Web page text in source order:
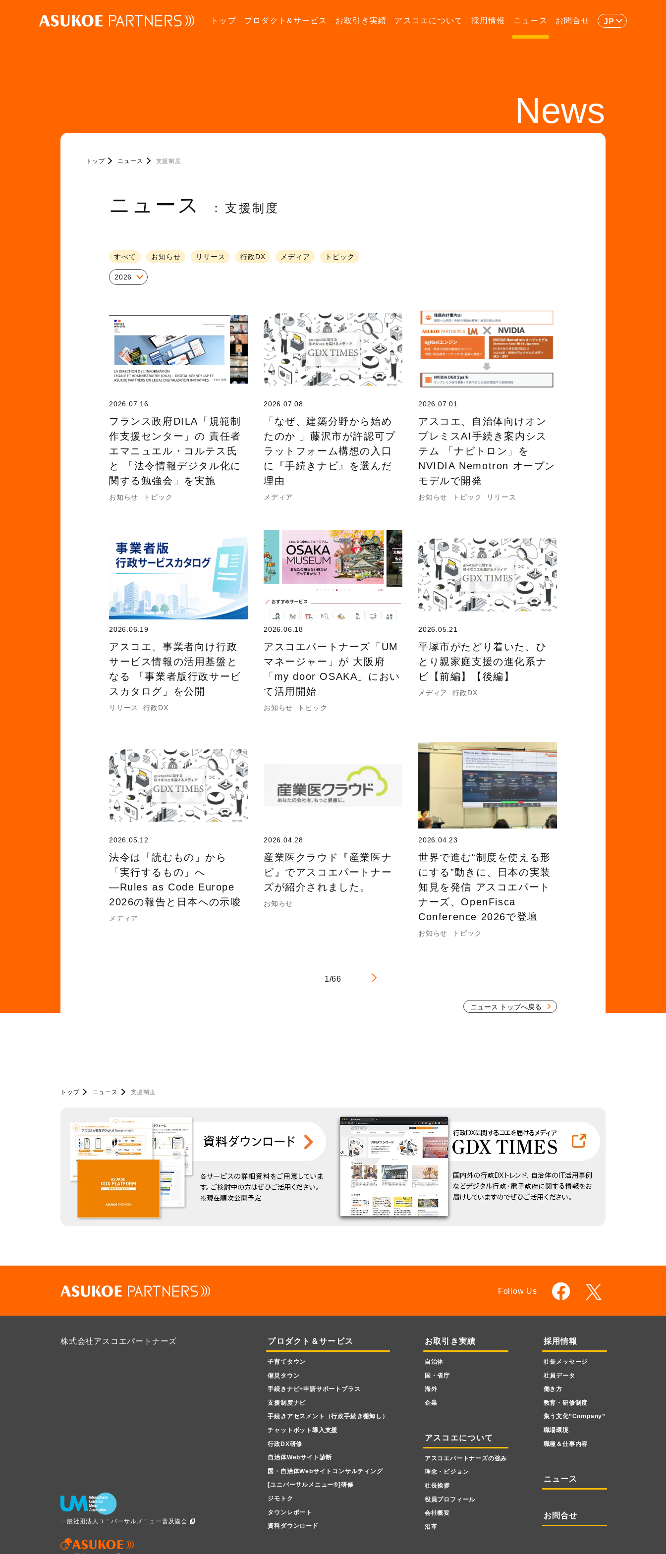
トップ プロダクト&サービス お取引き実績 アスコエについて 採用情報 ニュース お問合せ JP
News
トップ ニュース 支援制度
ニュース 支援制度
すべて お知らせ リリース 行政DX メディア トピック
2026
2026.07.16
フランス政府DILA「規範制
作支援センター」の 責任者
エマニュエル・コルテス氏
と 「法令情報デジタル化に
関する勉強会」を実施
お知らせ トピック
2026.07.08
「なぜ、建築分野から始め
たのか 」藤沢市が許認可プ
ラットフォーム構想の入口
に『手続きナビ』を選んだ
理由
メディア
2026.07.01
アスコエ、自治体向けオン
プレミスAI手続き案内シス
テム 「ナビトロン」を
NVIDIA Nemotron オープン
モデルで開発
お知らせ トピック リリース
2026.06.19
アスコエ、事業者向け行政
サービス情報の活用基盤と
なる 「事業者版行政サービ
スカタログ」を公開
リリース 行政DX
2026.06.18
アスコエパートナーズ「UM
マネージャー」が 大阪府
「my door OSAKA」におい
て活用開始
お知らせ トピック
2026.05.21
平塚市がたどり着いた、ひ
とり親家庭支援の進化系ナ
ビ【前編】【後編】
メディア 行政DX
2026.05.12
法令は「読むもの」から
「実行するもの」へ
―Rules as Code Europe
2026の報告と日本への示唆
メディア
2026.04.28
産業医クラウド『産業医ナ
ビ』でアスコエパートナー
ズが紹介されました。
お知らせ
2026.04.23
世界で進む“制度を使える形
にする”動きに、日本の実装
知見を発信 アスコエパート
ナーズ、OpenFisca
Conference 2026で登壇
お知らせ トピック
1/66
ニュース トップへ戻る
トップ ニュース 支援制度
株式会社アスコエパートナーズ プロダクト＆サービス
子育てタウン
備災タウン
手続きナビ+申請サポートプラス
支援制度ナビ
手続きアセスメント（行政手続き棚卸し）
チャットボット導入支援
行政DX研修
自治体Webサイト診断
国・自治体Webサイトコンサルティング
[ユニバーサルメニュー®]研修
ジモトク
タウンレポート
資料ダウンロード
お取引き実績
自治体
国・省庁
海外
企業
アスコエについて
アスコエパートナーズの強み
理念・ビジョン
社長挨拶
役員プロフィール
会社概要
沿革
採用情報
社長メッセージ
社員データ
働き方
教育・研修制度
集う文化”Company”
職場環境
職種＆仕事内容
ニュース
お問合せ
Follow Us
一般社団法人ユニバーサルメニュー普及協会